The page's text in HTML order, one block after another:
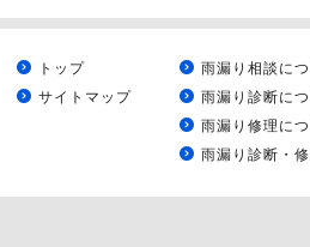
トップ
サイトマップ
雨漏り相談に
雨漏り診断に
雨漏り修理に
雨漏り診断・